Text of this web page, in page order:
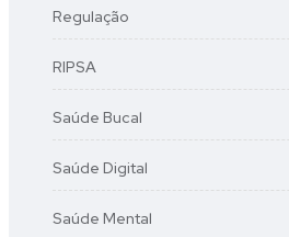
Regulação
RIPSA
Saúde Bucal
Saúde Digital
Saúde Mental